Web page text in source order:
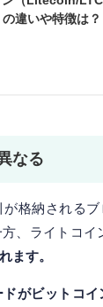
違いや特徴は？
なる
格納される
、ライトコイ
ます。
がビットコ